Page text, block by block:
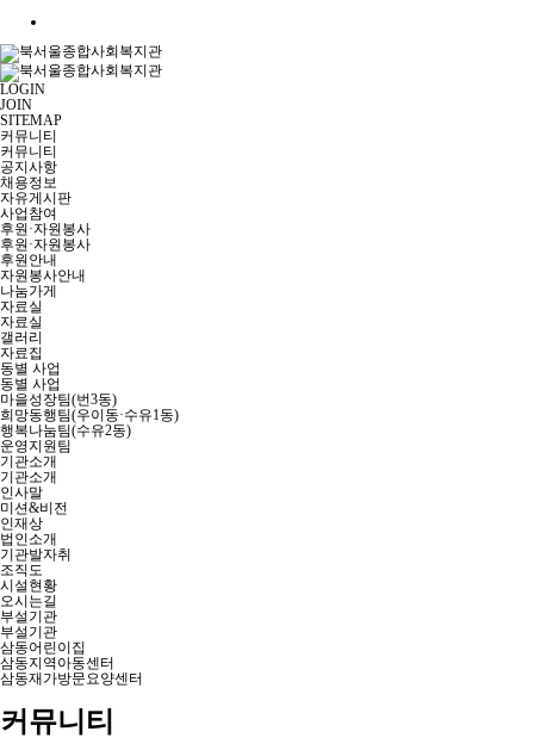
LOGIN
JOIN
SITEMAP
커뮤니티
커뮤니티
공지사항
채용정보
자유게시판
사업참여
후원·자원봉사
후원·자원봉사
후원안내
자원봉사안내
나눔가게
자료실
자료실
갤러리
자료집
동별 사업
동별 사업
마을성장팀(번3동)
희망동행팀(우이동·수유1동)
행복나눔팀(수유2동)
운영지원팀
기관소개
기관소개
인사말
미션&비전
인재상
법인소개
기관발자취
조직도
시설현황
오시는길
부설기관
부설기관
삼동어린이집
삼동지역아동센터
삼동재가방문요양센터
커뮤니티